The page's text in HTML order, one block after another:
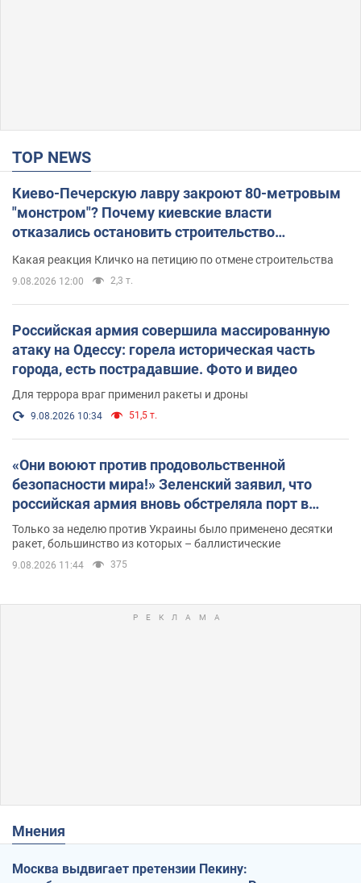
TOP NEWS
Киево-Печерскую лавру закроют 80-метровым
"монстром"? Почему киевские власти
отказались остановить строительство
Какая реакция Кличко на петицию по отмене строительства
9.08.2026 12:00 2,3 т.
Российская армия совершила массированную
атаку на Одессу: горела историческая часть
города, есть пострадавшие. Фото и видео
Для террора враг применил ракеты и дроны
9.08.2026 10:34 51,5 т.
«Они воюют против продовольственной
безопасности мира!» Зеленский заявил, что
российская армия вновь обстреляла порт в
Одессе
Только за неделю против Украины было применено десятки
ракет, большинство из которых – баллистические
9.08.2026 11:44 375
Мнения
Москва выдвигает претензии Пекину: